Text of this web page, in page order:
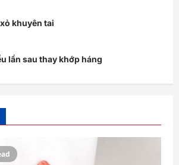
khuyên tai
lần sau thay khớp háng